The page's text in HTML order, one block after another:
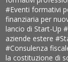
#Eventi formativi
finanziaria per
lancio di Start-Up
aziende estere
#Consulenza
la costituzione di